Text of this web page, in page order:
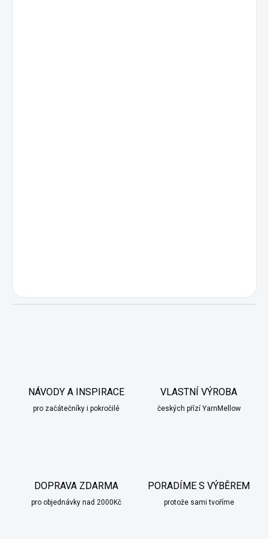
NÁVODY A INSPIRACE
pro začátečníky i pokročilé
VLASTNÍ VÝROBA
českých přízí YarnMellow
DOPRAVA ZDARMA
pro objednávky nad 2000Kč
PORADÍME S VÝBĚREM
protože sami tvoříme